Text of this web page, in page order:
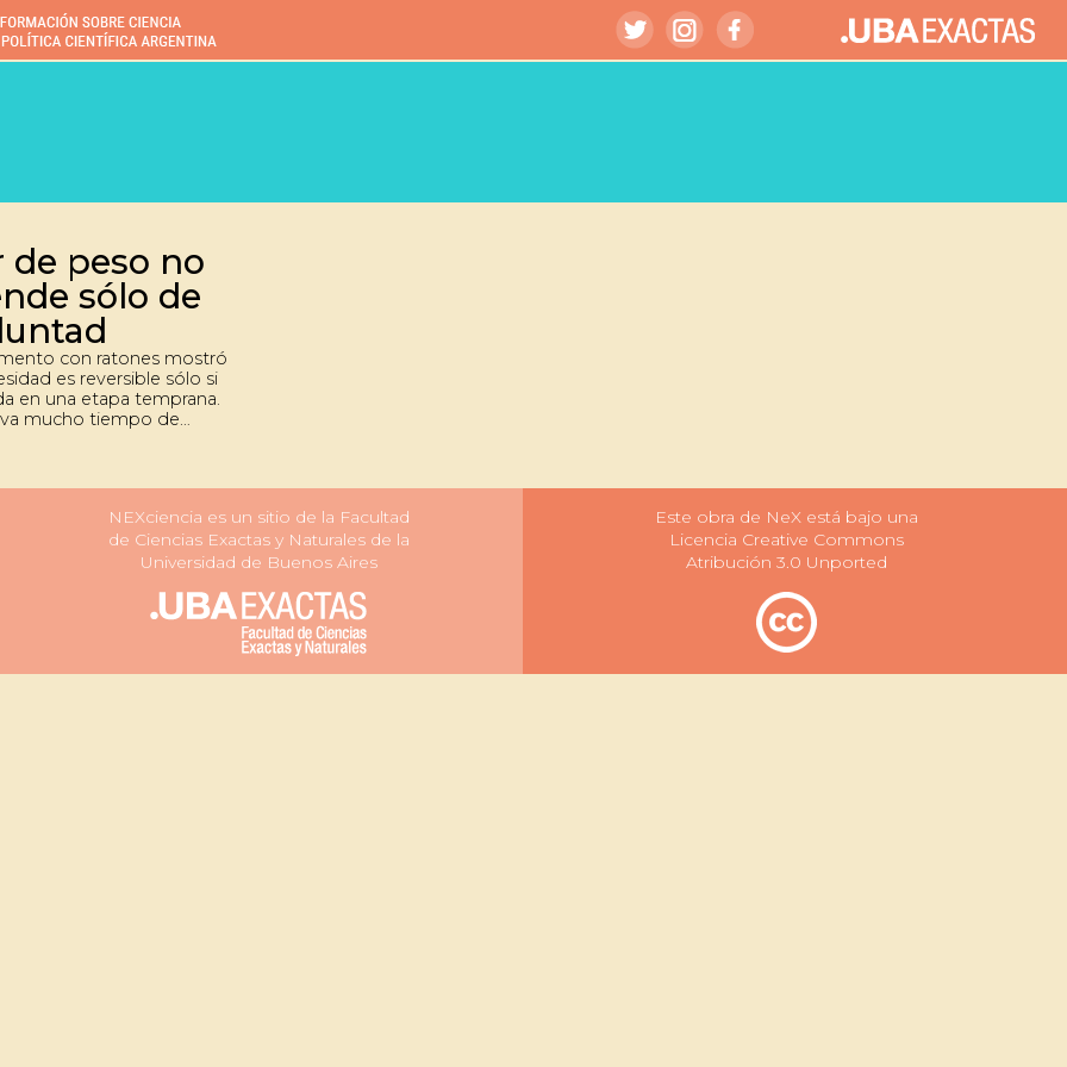
de peso no
sólo de
con ratones mostró
es reversible sólo si
en una etapa temprana.
mucho tiempo de
profesor de
fue publicado en el
Clinical Investigation.
NEXciencia es un sitio de la Facultad
de Ciencias Exactas y Naturales de la
Universidad de Buenos Aires
Este obra de NeX está bajo una
Licencia Creative Commons
Atribución 3.0 Unported